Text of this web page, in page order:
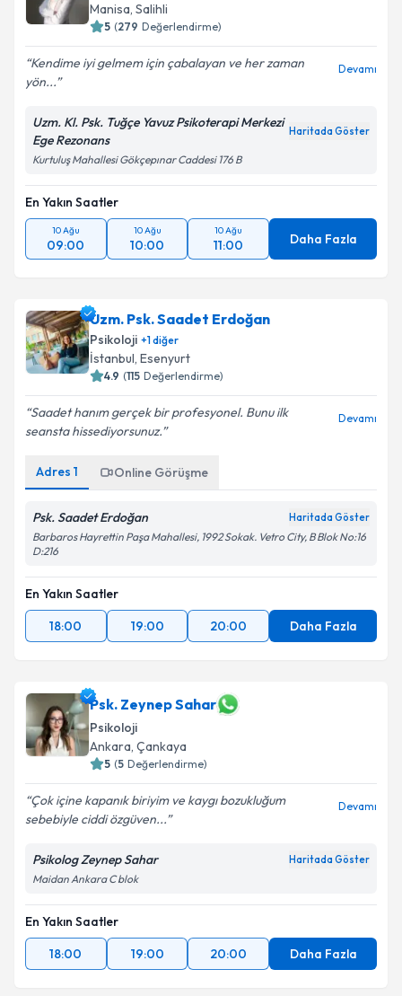
Manisa, Salihli
5 (279 Değerlendirme)
Kendime iyi gelmem için çabalayan ve her zaman
yön...
Devamı
Uzm. Kl. Psk. Tuğçe Yavuz Psikoterapi Merkezi
Ege Rezonans
Haritada Göster
Kurtuluş Mahallesi Gökçepınar Caddesi 176 B
En Yakın Saatler
10 Ağu
09:00
10 Ağu
10:00
10 Ağu
11:00 Daha Fazla
Uzm. Psk. Saadet Erdoğan
Psikoloji +1diğer
İstanbul, Esenyurt
4.9 (115 Değerlendirme)
Saadet hanım gerçek bir profesyonel. Bunu ilk
seansta hissediyorsunuz.
Devamı
Adres 1 Online Görüşme
Psk. Saadet Erdoğan Haritada Göster
Barbaros Hayrettin Paşa Mahallesi, 1992 Sokak. Vetro City, B Blok No:16
D:216
En Yakın Saatler
18:00
19:00 20:00 Daha Fazla
Psk. Zeynep Sahar
Psikoloji
Ankara, Çankaya
5 (5 Değerlendirme)
Çok içine kapanık biriyim ve kaygı bozukluğum
sebebiyle ciddi özgüven...
Devamı
Psikolog Zeynep Sahar Haritada Göster
Maidan Ankara C blok
En Yakın Saatler
18:00
19:00 20:00 Daha Fazla